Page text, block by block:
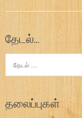
தேடல்…
தேடு:
தலைப்புகள்